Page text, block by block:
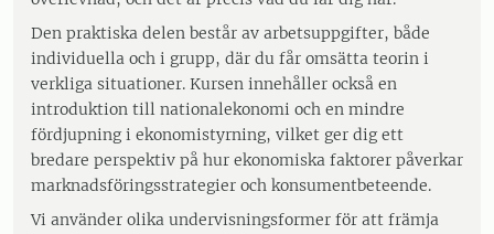
Den praktiska delen består av arbetsuppgifter, både
individuella och i grupp, där du får omsätta teorin i
verkliga situationer. Kursen innehåller också en
introduktion till nationalekonomi och en mindre
fördjupning i ekonomistyrning, vilket ger dig ett
bredare perspektiv på hur ekonomiska faktorer påverkar
marknadsföringsstrategier och konsumentbeteende.
Vi använder olika undervisningsformer för att främja